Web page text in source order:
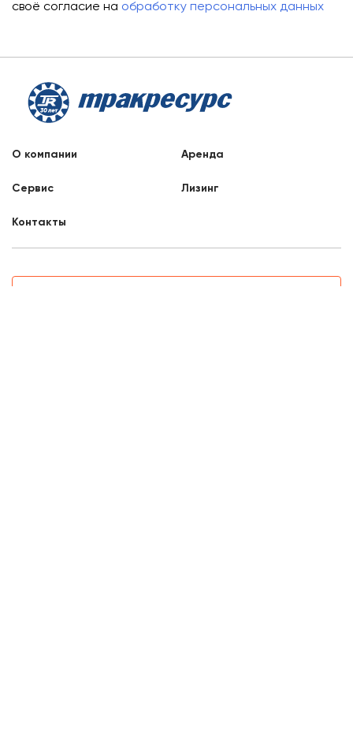
своё согласие на обработку персональных данных
О компании Аренда
Сервис Лизинг
Контакты